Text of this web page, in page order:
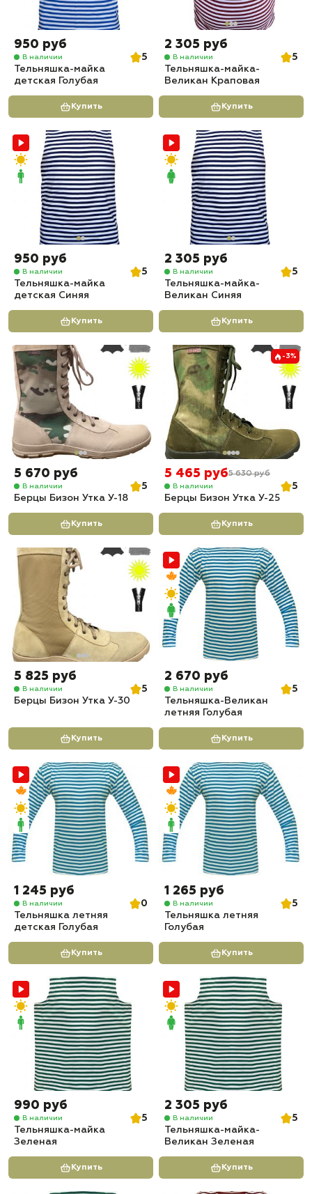
950 руб
В наличии
5
Тельняшка-майка
детская Голубая
Купить
2 305 руб
В наличии
5
Тельняшка-майка-
Великан Краповая
Купить
950 руб
В наличии
5
Тельняшка-майка
детская Синяя
Купить
2 305 руб
В наличии
5
Тельняшка-майка-
Великан Синяя
Купить
5 670 руб
В наличии
5
Берцы Бизон Утка У-18
Купить
-3%
5 465 руб5 630 руб
В наличии
5
Берцы Бизон Утка У-25
Купить
5 825 руб
В наличии
5
Берцы Бизон Утка У-30
Купить
2 670 руб
В наличии
5
Тельняшка-Великан
летняя Голубая
Купить
1 245 руб
В наличии
0
Тельняшка летняя
детская Голубая
Купить
1 265 руб
В наличии
5
Тельняшка летняя
Голубая
Купить
990 руб
В наличии
5
Тельняшка-майка
Зеленая
Купить
2 305 руб
В наличии
5
Тельняшка-майка-
Великан Зеленая
Купить